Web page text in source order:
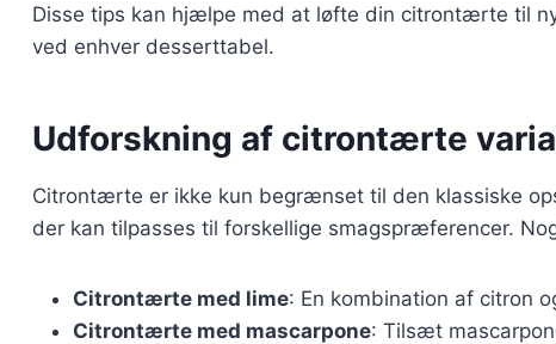
Disse tips kan hjælpe med at løfte din citrontærte til
ved enhver desserttabel.
Udforskning af citrontærte
Citrontærte er ikke kun begrænset til den klassiske
der kan tilpasses til forskellige smagspræferencer.
Citrontærte med lime: En kombination af citron
Citrontærte med mascarpone: Tilsæt